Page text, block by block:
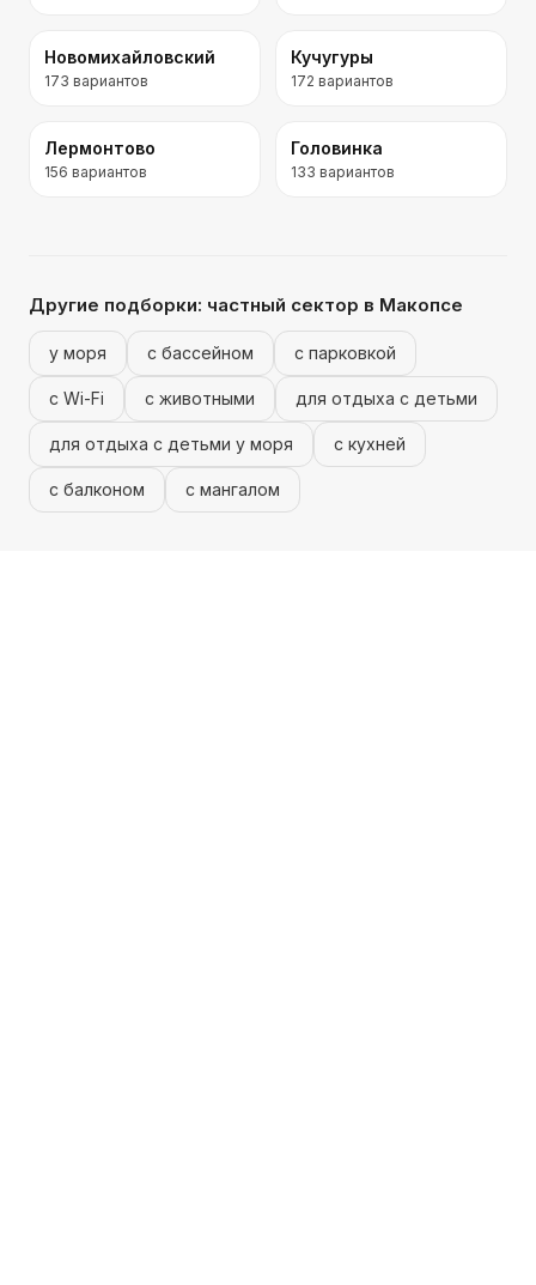
Новомихайловский
173 вариантов
Кучугуры
172 вариантов
Лермонтово
156 вариантов
Головинка
133 вариантов
Другие подборки: частный сектор в Макопсе
у моря с бассейном с парковкой
с Wi-Fi с животными для отдыха с детьми
для отдыха с детьми у моря с кухней
с балконом с мангалом